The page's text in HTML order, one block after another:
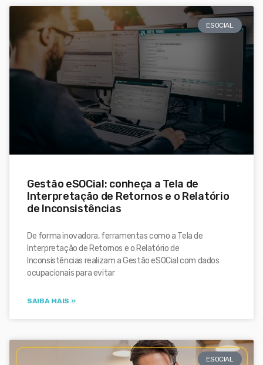
ESOCIAL
Gestão eSOCial: conheça a Tela de
Interpretação de Retornos e o Relatório
de Inconsistências
De forma inovadora, ferramentas como a Tela de
Interpretação de Retornos e o Relatório de
Inconsistências realizam a Gestão eSOCial com dados
ocupacionais para evitar
SAIBA MAIS »
ESOCIAL